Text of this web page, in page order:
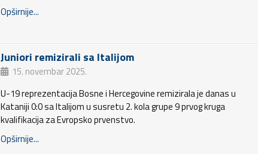
Opširnije...
Juniori remizirali sa Italijom
15. novembar 2025.
U-19 reprezentacija Bosne i Hercegovine remizirala je danas u
Kataniji 0:0 sa Italijom u susretu 2. kola grupe 9 prvog kruga
kvalifikacija za Evropsko prvenstvo.
Opširnije...